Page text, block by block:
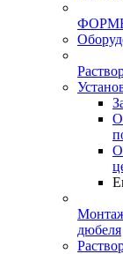
ФОРМЫ
дюбеля